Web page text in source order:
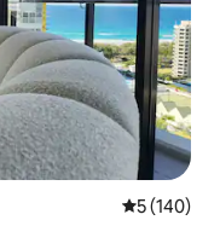
5 av 5 i
5 (140)